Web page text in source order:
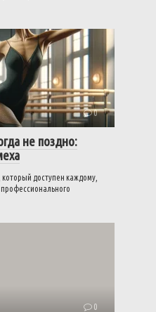
0
не поздно:
доступен каждому,
0